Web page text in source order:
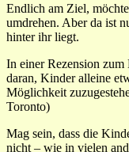
Endlich am Ziel,
umdrehen. Aber da ist
hinter ihr liegt.
In einer Rezension
daran, Kinder alleine
Möglichkeit
Toronto)
Mag sein, dass die
nicht – wie in vielen